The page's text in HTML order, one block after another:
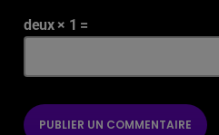
deux × 1 =